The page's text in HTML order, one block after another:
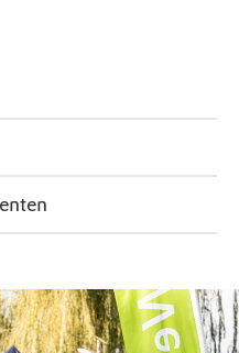
Het ticket voor de